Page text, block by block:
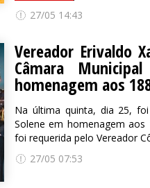
27/05 14:43
Vereador Erivaldo
Câmara
homenagem aos
Na última quinta, dia 25,
Solene em homenagem aos
foi requerida pelo Vereador
27/05 07:53